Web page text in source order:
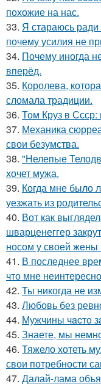
похожие на нас.
33. Я стараюсь
почему усилия не
34. Почему иногда
вперёд.
35. Королева,
сломала традиции.
36. Том Круз в Ссср:
37. Механика
свои безумства.
38. "Нелепые
хочет мужа.
39. Когда мне было
уезжать из
40. Вот как
шварценеггер
носом у своей
41. В последнее
что мне
42. Ты никогда не
43. Любовь без
44. Мужчины чacтo
45. Знаете, мы
46. Тяжело хотеть
свои потребности
47. Далай-лама